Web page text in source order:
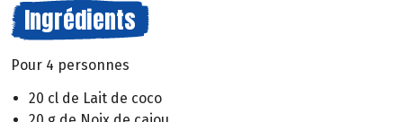
Ingrédients
Pour 4 personnes
20 cl de Lait de coco